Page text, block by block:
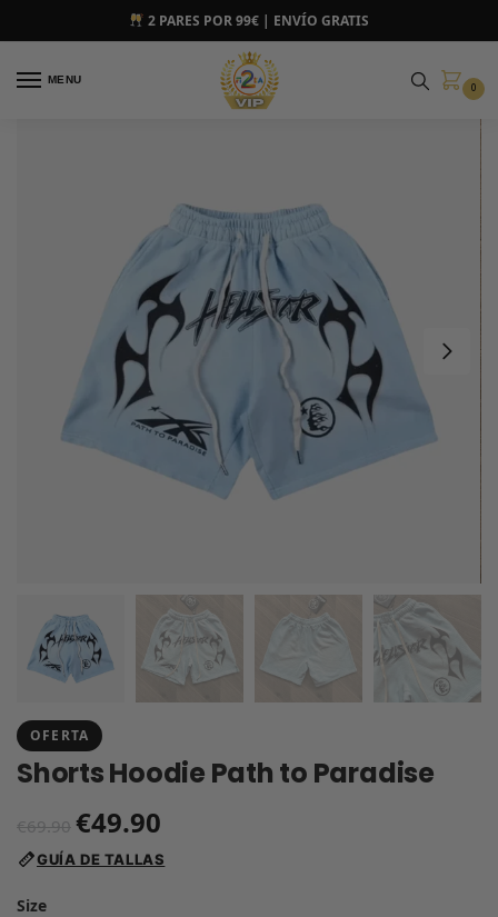
2 PARES POR 99€ | ENVÍO GRATIS
MENU
0
OFERTA
Shorts Hoodie Path to Paradise
€69.90 €49.90
GUÍA DE TALLAS
Size